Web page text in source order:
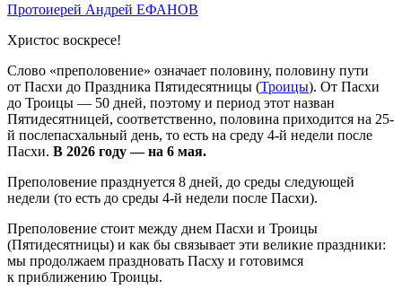
Протоиерей Андрей ЕФАНОВ
Христос воскресе!
Слово «преполовение» означает половину, половину пути
от Пасхи до Праздника Пятидесятницы (Троицы). От Пасхи
до Троицы — 50 дней, поэтому и период этот назван
Пятидесятницей, соответственно, половина приходится на 25-
й послепасхальный день, то есть на среду 4-й недели после
Пасхи. В 2026 году — на 6 мая.
Пре­по­ло­ве­ние празд­ну­ет­ся 8 дней, до среды следующей
недели (то есть до среды 4-й недели после Пасхи).
Преполовение стоит между днем Пасхи и Троицы
(Пятидесятницы) и как бы связывает эти великие праздники:
мы продолжаем праздновать Пасху и готовимся
к приближению Троицы.